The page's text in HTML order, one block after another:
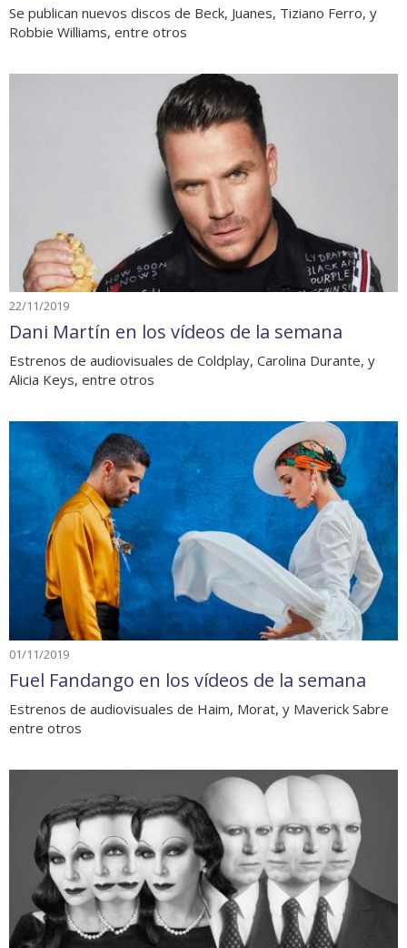
Se publican nuevos discos de Beck, Juanes, Tiziano Ferro, y
Robbie Williams, entre otros
22/11/2019
Dani Martín en los vídeos de la semana
Estrenos de audiovisuales de Coldplay, Carolina Durante, y
Alicia Keys, entre otros
01/11/2019
Fuel Fandango en los vídeos de la semana
Estrenos de audiovisuales de Haim, Morat, y Maverick Sabre
entre otros